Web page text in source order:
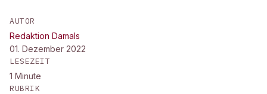
AUTOR
Redaktion Damals
01. Dezember 2022
LESEZEIT
1 Minute
RUBRIK